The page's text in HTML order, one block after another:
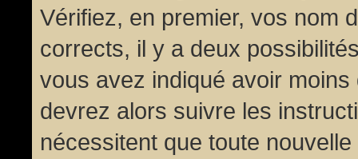
Vérifiez, en premier, vos nom
corrects, il y a deux
vous avez indiqué avoir
devrez alors suivre les
nécessitent que toute